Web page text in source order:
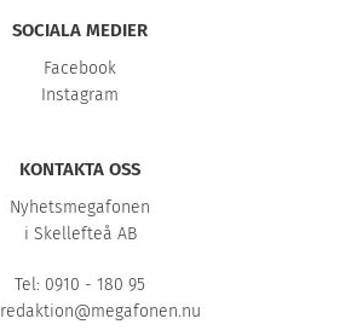
SOCIALA MEDIER
Facebook
Instagram
KONTAKTA OSS
Nyhetsmegafonen
i Skellefteå AB
Tel: 0910 - 180 95
redaktion@megafonen.nu